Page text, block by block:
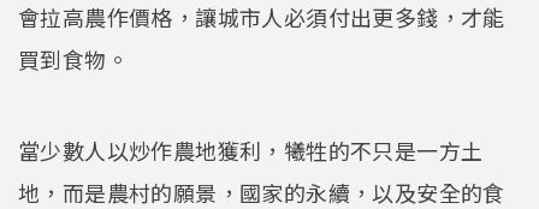
會拉高農作價格，讓城市人必須付出更多錢，才能
買到食物。
當少數人以炒作農地獲利，犧牲的不只是一方土
地，而是農村的願景，國家的永續，以及安全的食